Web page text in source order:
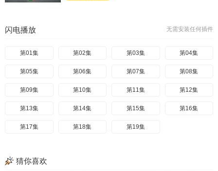
无需安装任何插件
闪电播放
第01集 第02集 第03集 第04集
第05集 第06集 第07集 第08集
第09集 第10集 第11集 第12集
第13集 第14集 第15集 第16集
第17集 第18集 第19集
猜你喜欢